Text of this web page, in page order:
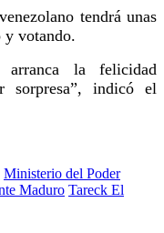
tendrá unas
y votando.
la felicidad
sorpresa”, indicó el
Ministerio del Poder
Maduro Tareck El